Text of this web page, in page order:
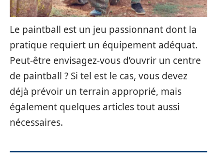
Le paintball est un jeu passionnant dont la
pratique requiert un équipement adéquat.
Peut-être envisagez-vous d’ouvrir un centre
de paintball ? Si tel est le cas, vous devez
déjà prévoir un terrain approprié, mais
également quelques articles tout aussi
nécessaires.